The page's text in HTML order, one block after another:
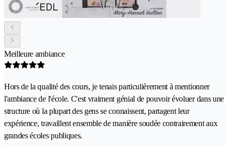
Meilleure ambiance
Hors de la qualité des cours, je tenais particulièrement à mentionner
l'ambiance de l'école. C'est vraiment génial de pouvoir évoluer dans une
structure où la plupart des gens se connaissent, partagent leur
expérience, travaillent ensemble de manière soudée contrairement aux
grandes écoles publiques.